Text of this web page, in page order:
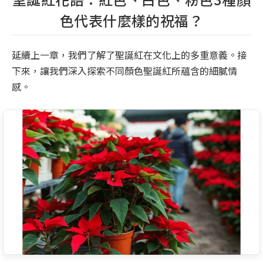
色代表什麼樣的祝福？
延續上一章，我們了解了聖誕紅在文化上的多重意義。接
下來，讓我們深入探索不同顏色聖誕紅所蘊含的細膩情
感。